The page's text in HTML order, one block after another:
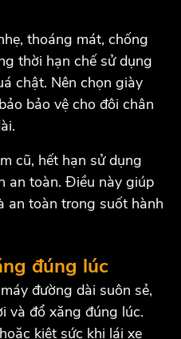
thoáng mát, chống
thời hạn chế sử dụng
chật. Nên chọn giày
bảo vệ cho đôi chân
cũ, hết hạn sử dụng
an toàn. Điều này giúp
an toàn trong suốt hành
đúng lúc
đường dài suôn sẻ,
và đổ xăng đúng lúc.
kiệt sức khi lái xe